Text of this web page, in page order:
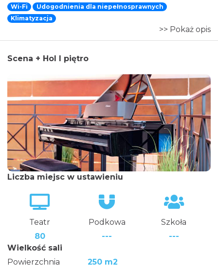
Wi-Fi
Udogodnienia dla niepełnosprawnych
Klimatyzacja
>> Pokaż opis
Scena + Hol I piętro
Liczba miejsc w ustawieniu
Teatr Podkowa
Szkoła
80
---
---
Wielkość sali
Powierzchnia
250 m2